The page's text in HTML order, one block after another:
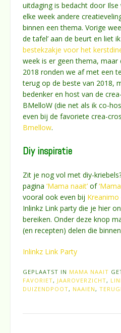
uitdaging is bedacht door
elke week andere
binnen een thema. Vorige
de tafel’ aan de beurt en liet
bestekzakje voor het
week is er geen thema,
2018 ronden we af met een
terug op de beste van 2018,
bedenker en host van de
BMelloW (die net als ik co-
even bij de favoriete crea-
Bmellow.
Diy inspiratie
Zit je nog vol met diy-
pagina ‘Mama naait’ of
vooral ook even bij Kreanimo
Inlinkz Link party die je hier
bereiken. Onder deze knop
(en recepten) delen die
Inlinkz Link Party
GEPLAATST IN MAMA NAAIT
FAVORIET, JAAROVERZICHT,
DUIZENDPOOT, NAAIEN,